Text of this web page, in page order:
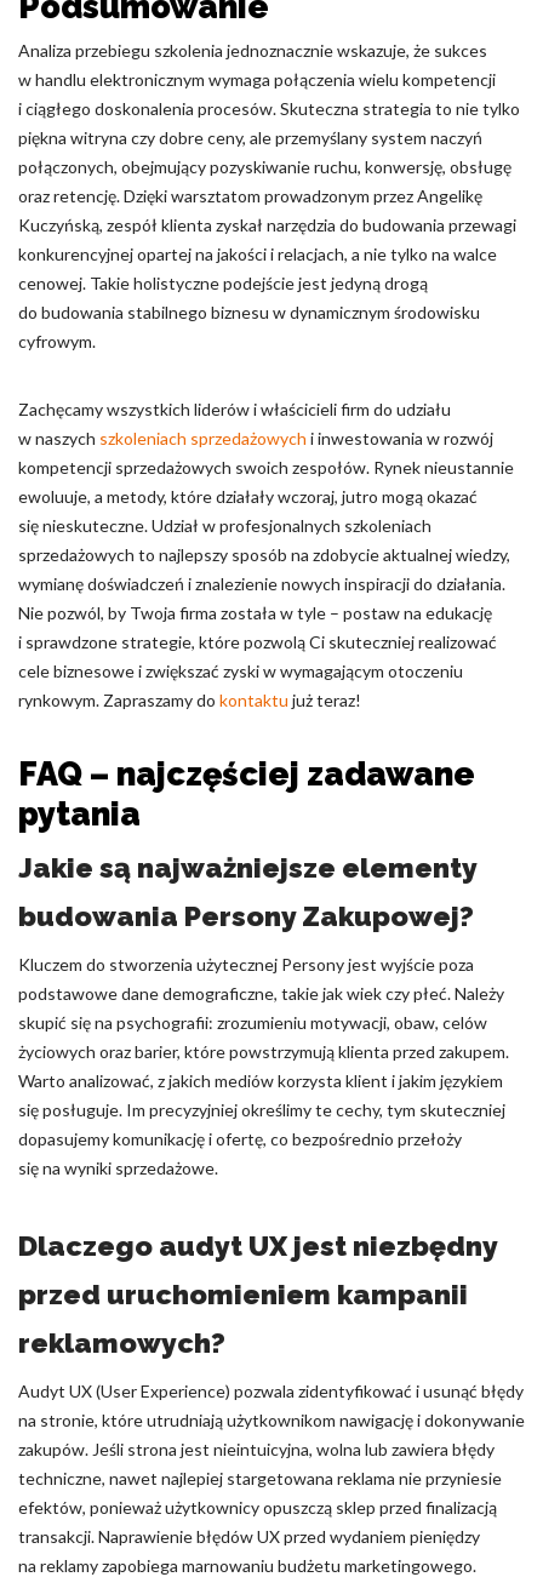
Analiza przebiegu szkolenia jednoznacznie wskazuje, że sukces
w handlu elektronicznym wymaga połączenia wielu kompetencji
i ciągłego doskonalenia procesów. Skuteczna strategia to nie tylko
piękna witryna czy dobre ceny, ale przemyślany system naczyń
połączonych, obejmujący pozyskiwanie ruchu, konwersję, obsługę
oraz retencję. Dzięki warsztatom prowadzonym przez Angelikę
Kuczyńską, zespół klienta zyskał narzędzia do budowania przewagi
konkurencyjnej opartej na jakości i relacjach, a nie tylko na walce
cenowej. Takie holistyczne podejście jest jedyną drogą
do budowania stabilnego biznesu w dynamicznym środowisku
cyfrowym.
Zachęcamy wszystkich liderów i właścicieli firm do udziału
w naszych szkoleniach sprzedażowych i inwestowania w rozwój
kompetencji sprzedażowych swoich zespołów. Rynek nieustannie
ewoluuje, a metody, które działały wczoraj, jutro mogą okazać
się nieskuteczne. Udział w profesjonalnych szkoleniach
sprzedażowych to najlepszy sposób na zdobycie aktualnej wiedzy,
wymianę doświadczeń i znalezienie nowych inspiracji do działania.
Nie pozwól, by Twoja firma została w tyle – postaw na edukację
i sprawdzone strategie, które pozwolą Ci skuteczniej realizować
cele biznesowe i zwiększać zyski w wymagającym otoczeniu
rynkowym. Zapraszamy do kontaktu już teraz!
FAQ – najczęściej zadawane
pytania
Jakie są najważniejsze elementy
budowania Persony Zakupowej?
Kluczem do stworzenia użytecznej Persony jest wyjście poza
podstawowe dane demograficzne, takie jak wiek czy płeć. Należy
skupić się na psychografii: zrozumieniu motywacji, obaw, celów
życiowych oraz barier, które powstrzymują klienta przed zakupem.
Warto analizować, z jakich mediów korzysta klient i jakim językiem
się posługuje. Im precyzyjniej określimy te cechy, tym skuteczniej
dopasujemy komunikację i ofertę, co bezpośrednio przełoży
się na wyniki sprzedażowe.
Dlaczego audyt UX jest niezbędny
przed uruchomieniem kampanii
reklamowych?
Audyt UX (User Experience) pozwala zidentyfikować i usunąć błędy
na stronie, które utrudniają użytkownikom nawigację i dokonywanie
zakupów. Jeśli strona jest nieintuicyjna, wolna lub zawiera błędy
techniczne, nawet najlepiej stargetowana reklama nie przyniesie
efektów, ponieważ użytkownicy opuszczą sklep przed finalizacją
transakcji. Naprawienie błędów UX przed wydaniem pieniędzy
na reklamy zapobiega marnowaniu budżetu marketingowego.